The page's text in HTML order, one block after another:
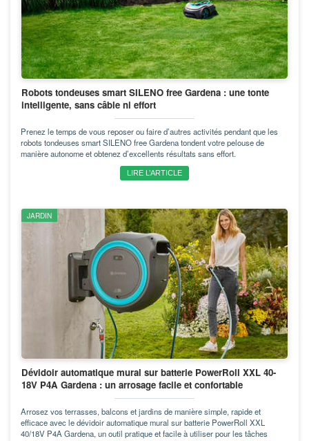
Robots tondeuses smart SILENO free Gardena : une tonte
intelligente, sans câble ni effort
Prenez le temps de vous reposer ou faire d’autres activités pendant que les
robots tondeuses smart SILENO free Gardena tondent votre pelouse de
manière autonome et obtenez d’excellents résultats sans effort.
LIRE L’ARTICLE
JARDIN
Dévidoir automatique mural sur batterie PowerRoll XXL 40-
18V P4A Gardena : un arrosage facile et confortable
Arrosez vos terrasses, balcons et jardins de manière simple, rapide et
efficace avec le dévidoir automatique mural sur batterie PowerRoll XXL
40/18V P4A Gardena, un outil pratique et facile à utiliser pour les tâches